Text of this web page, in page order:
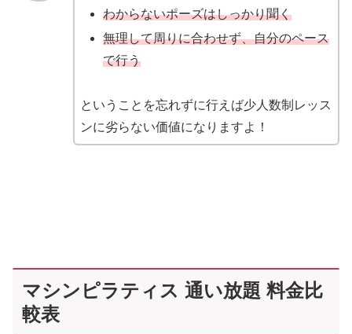
わからないポーズはしっかり聞く
無理して周りに合わせず、自分のペース
で行う
ということを忘れずに行えば少人数制レッス
ンに劣らない価値になりますよ！
マシンピラティス 通い放題 料金比
較表